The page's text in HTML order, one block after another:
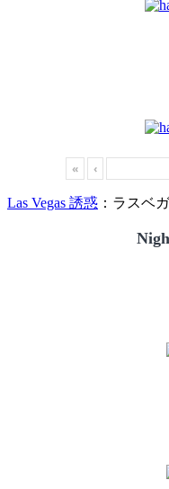
« ‹
Las Vegas 誘惑 ：ラスベ